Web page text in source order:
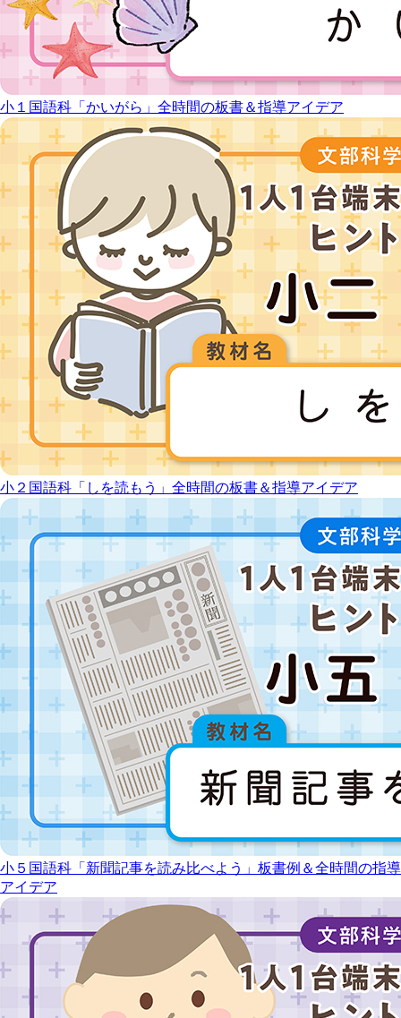
小１国語科「かいがら」全時間の板書＆指導アイデア
小２国語科「しを読もう」全時間の板書＆指導アイデア
小５国語科「新聞記事を読み比べよう」板書例＆全時間の指導
アイデア